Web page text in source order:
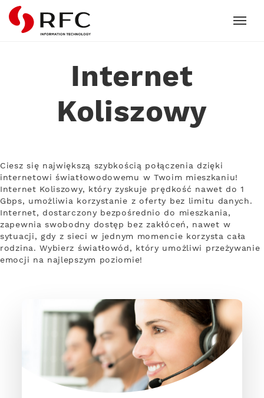
RFC
Internet
Koliszowy
Ciesz się największą szybkością połączenia dzięki
internetowi światłowodowemu w Twoim mieszkaniu!
Internet Koliszowy, który zyskuje prędkość nawet do 1
Gbps, umożliwia korzystanie z oferty bez limitu danych.
Internet, dostarczony bezpośrednio do mieszkania,
zapewnia swobodny dostęp bez zakłóceń, nawet w
sytuacji, gdy z sieci w jednym momencie korzysta cała
rodzina. Wybierz światłowód, który umożliwi przeżywanie
emocji na najlepszym poziomie!